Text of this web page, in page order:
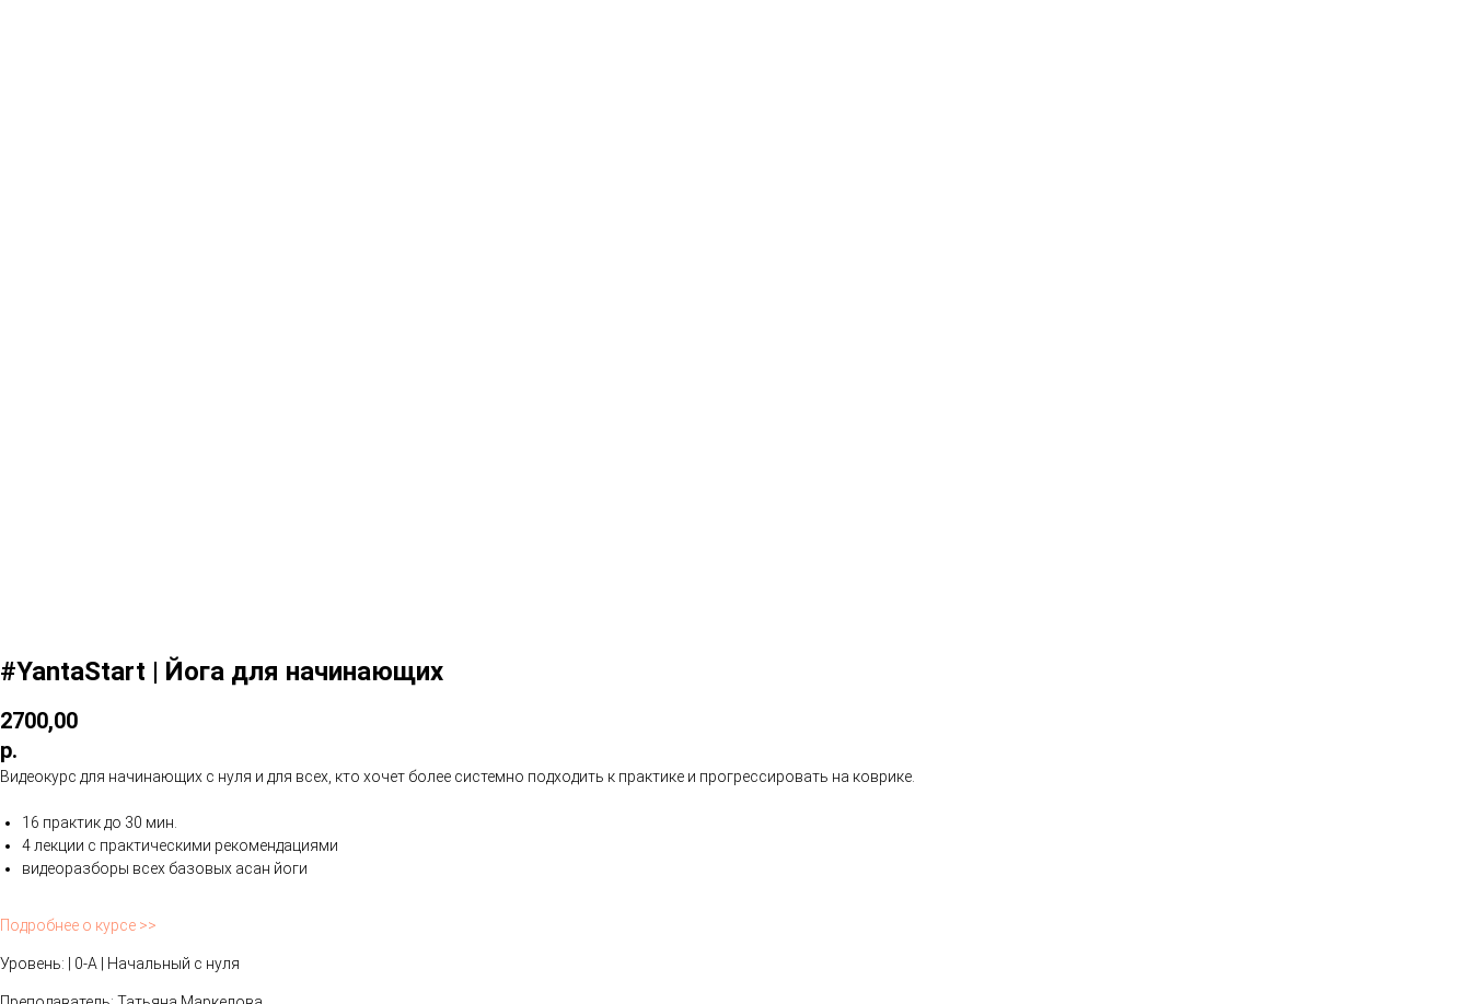
#YantaStart | Йога для начинающих
2700,00
р.
Видеокурс для начинающих с нуля и для всех, кто хочет более системно подходить к практике и прогрессировать на коврике.
16 практик до 30 мин.
4 лекции с практическими рекомендациями
видеоразборы всех базовых асан йоги
Подробнее о курсе >>
Уровень: | 0-A | Начальный с нуля